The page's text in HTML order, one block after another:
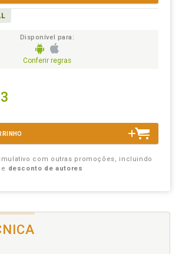
Disponível para:
Conferir regras
com outras promoções, incluindo
e desconto de autores